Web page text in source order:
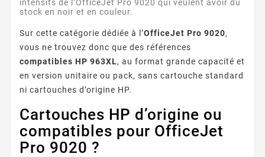
intensifs de l’OfficeJet Pro 9020 qui veulent avoir du
stock en noir et en couleur.
Sur cette catégorie dédiée à l’OfficeJet Pro 9020,
vous ne trouvez donc que des références
compatibles HP 963XL, au format grande capacité et
en version unitaire ou pack, sans cartouche standard
ni cartouches d’origine HP.
Cartouches HP d’origine ou
compatibles pour OfficeJet
Pro 9020 ?